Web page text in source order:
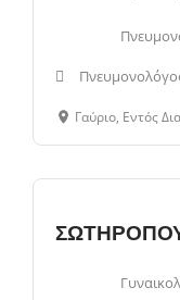
Γαύριο, Εντός Διαγνωστικού Κέντρου